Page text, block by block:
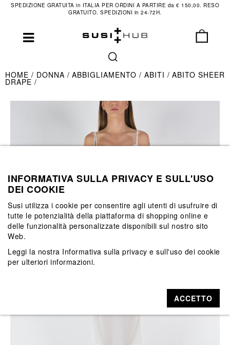
SPEDIZIONE GRATUITA in ITALIA PER ORDINI A PARTIRE da € 150,00. RESO
GRATUITO. SPEDIZIONI in 24-72H.
HOME DONNA ABBIGLIAMENTO ABITI ABITO SHEER
DRAPE
INFORMATIVA SULLA PRIVACY E SULL'USO
DEI COOKIE
Susi utilizza i cookie per consentire agli utenti di usufruire di
tutte le potenzialità della piattaforma di shopping online e
delle funzionalità personalizzate disponibili sul nostro sito
Web.
Leggi la nostra Informativa sulla privacy e sull'uso dei cookie
per ulteriori informazioni.
ACCETTO